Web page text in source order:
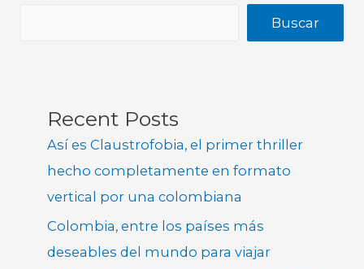
Buscar
Recent Posts
Así es Claustrofobia, el primer thriller
hecho completamente en formato
vertical por una colombiana
Colombia, entre los países más
deseables del mundo para viajar